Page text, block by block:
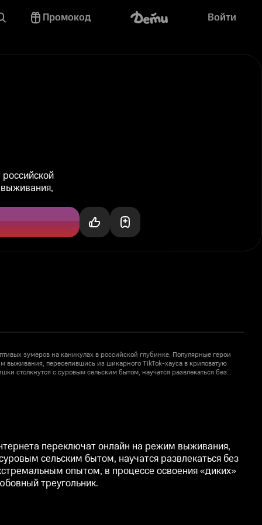
Промокод Войти
зумеров на каникулах в российской глубинке. Популярные герои
выживания, переселившись из шикарного TikTok-хауса в криповатую
столкнутся с суровым сельским бытом, научатся развлекаться без
в чём разница между понятиями «краш» и «кринж». Подогреваемые
переключат онлайн на режим выживания,
сельским бытом, научатся развлекаться без
опытом, в процессе освоения «диких»
треугольник.